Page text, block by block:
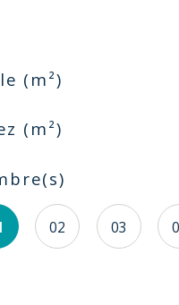
(m²)
(m²)
02 03